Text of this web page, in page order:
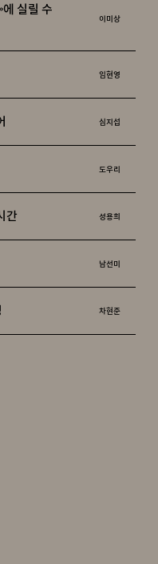
에 실릴 수
이미상
임현영
심지섭
도우리
간 성용희
남선미
차현준